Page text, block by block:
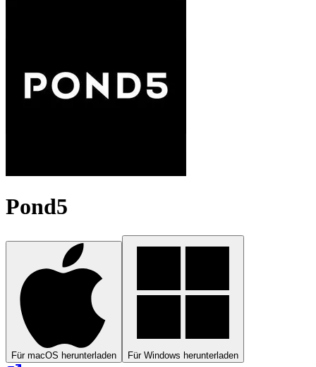
Pond5
Für macOS herunterladen Für Windows herunterladen